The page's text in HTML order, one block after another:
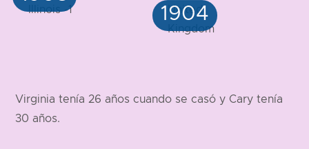
Virginia tenía 26 años cuando se casó y Cary tenía
30 años.